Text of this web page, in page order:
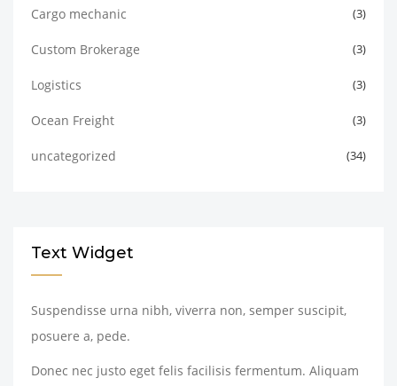
Cargo mechanic (3)
Custom Brokerage (3)
Logistics (3)
Ocean Freight (3)
uncategorized (34)
Text Widget
Suspendisse urna nibh, viverra non, semper suscipit,
posuere a, pede.
Donec nec justo eget felis facilisis fermentum. Aliquam